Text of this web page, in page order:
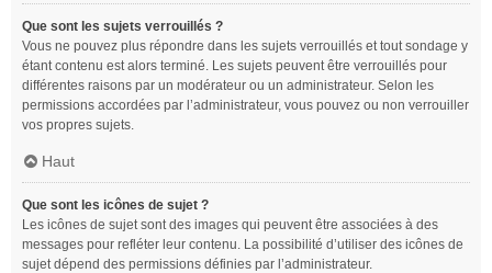
Que sont les sujets verrouillés ?
Vous ne pouvez plus répondre dans les sujets verrouillés et tout sondage y
étant contenu est alors terminé. Les sujets peuvent être verrouillés pour
différentes raisons par un modérateur ou un administrateur. Selon les
permissions accordées par l’administrateur, vous pouvez ou non verrouiller
vos propres sujets.
Haut
Que sont les icônes de sujet ?
Les icônes de sujet sont des images qui peuvent être associées à des
messages pour refléter leur contenu. La possibilité d’utiliser des icônes de
sujet dépend des permissions définies par l’administrateur.